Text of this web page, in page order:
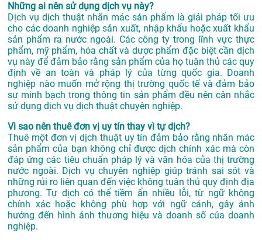
Những ai nên sử dụng dịch vụ này?
Dịch vụ dịch thuật nhãn mác sản phẩm là giải pháp tối ưu
cho các doanh nghiệp sản xuất, nhập khẩu hoặc xuất khẩu
sản phẩm ra nước ngoài. Các công ty trong lĩnh vực thực
phẩm, mỹ phẩm, hóa chất và dược phẩm đặc biệt cần dịch
vụ này để đảm bảo rằng sản phẩm của họ tuân thủ các quy
định về an toàn và pháp lý của từng quốc gia. Doanh
nghiệp nào muốn mở rộng thị trường quốc tế và đảm bảo
sự minh bạch trong thông tin sản phẩm đều nên cân nhắc
sử dụng dịch vụ dịch thuật chuyên nghiệp.
Vì sao nên thuê đơn vị uy tín thay vì tự dịch?
Thuê một đơn vị dịch thuật uy tín đảm bảo rằng nhãn mác
sản phẩm của bạn không chỉ được dịch chính xác mà còn
đáp ứng các tiêu chuẩn pháp lý và văn hóa của thị trường
nước ngoài. Dịch vụ chuyên nghiệp giúp tránh sai sót và
những rủi ro liên quan đến việc không tuân thủ quy định địa
phương. Tự dịch có thể tiềm ẩn nhiều lỗi, từ ngữ không
chính xác hoặc không phù hợp với ngữ cảnh, gây ảnh
hưởng đến hình ảnh thương hiệu và doanh số của doanh
nghiệp.